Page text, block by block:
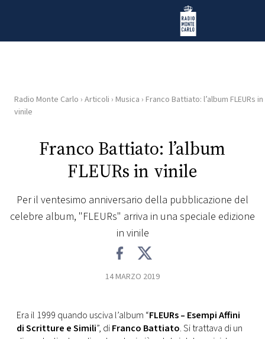
Radio Monte Carlo
HOME
RADIO
PLAYLIST
CONCORSI
Radio Monte Carlo › Articoli › Musica › Franco Battiato: l’album FLEURs in
vinile
Franco Battiato: l’album
FLEURs in vinile
Per il ventesimo anniversario della pubblicazione del
celebre album, "FLEURs" arriva in una speciale edizione
in vinile
14 MARZO 2019
Era il 1999 quando usciva l’album “FLEURs – Esempi Affini
di Scritture e Simili”, diFranco Battiato. Si trattava di un